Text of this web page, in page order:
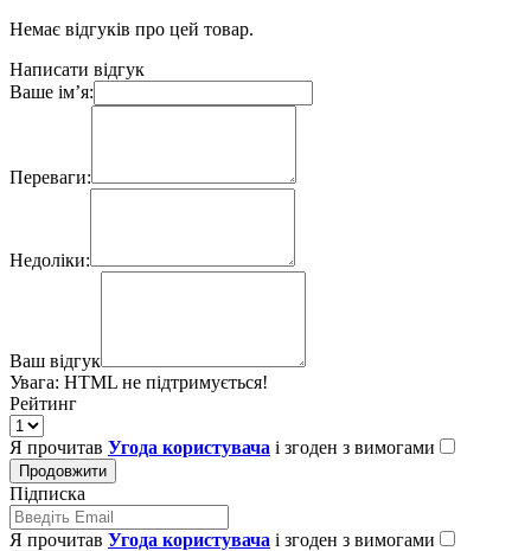
Немає відгуків про цей товар.
Написати відгук
Ваше ім’я:
Переваги:
Недоліки:
Ваш відгук
Увага: HTML не підтримується!
Рейтинг
Я прочитав Угода користувача і згоден з вимогами
Продовжити
Підписка
Я прочитав Угода користувача і згоден з вимогами